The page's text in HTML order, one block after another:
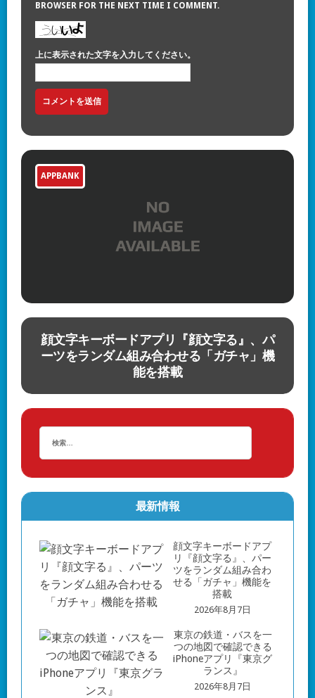
BROWSER FOR THE NEXT TIME I COMMENT.
上に表示された文字を入力してください。
APPBANK
顔文字キーボードアプリ『顔文字る』、パ
ーツをランダム組み合わせる「ガチャ」機
能を搭載
最新情報
顔文字キーボードアプ
リ『顔文字る』、パー
ツをランダム組み合わ
せる「ガチャ」機能を
搭載
2026年8月7日
東京の鉄道・バスを一
つの地図で確認できる
iPhoneアプリ『東京グ
ランス』
2026年8月7日